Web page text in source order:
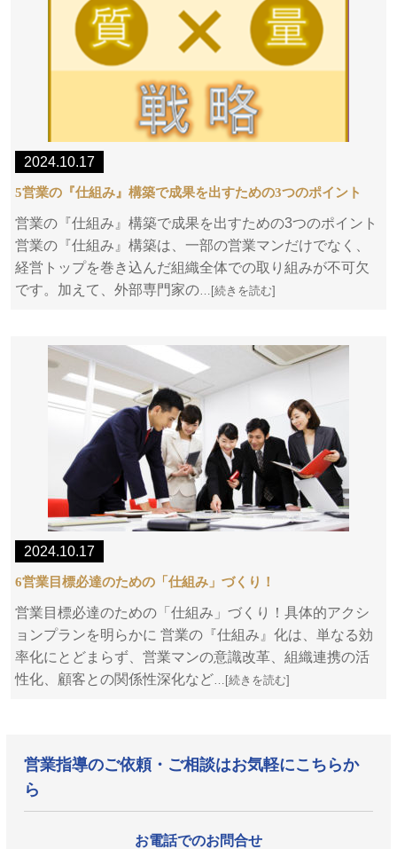
2024.10.17
5営業の『仕組み』構築で成果を出すための3つのポイント
営業の『仕組み』構築で成果を出すための3つのポイント
営業の『仕組み』構築は、一部の営業マンだけでなく、
経営トップを巻き込んだ組織全体での取り組みが不可欠
です。加えて、外部専門家の…[続きを読む]
2024.10.17
6営業目標必達のための「仕組み」づくり！
営業目標必達のための「仕組み」づくり！具体的アクシ
ョンプランを明らかに 営業の『仕組み』化は、単なる効
率化にとどまらず、営業マンの意識改革、組織連携の活
性化、顧客との関係性深化など…[続きを読む]
営業指導のご依頼・ご相談はお気軽にこちらか
ら
お電話でのお問合せ